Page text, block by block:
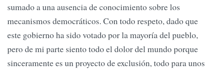
sumado a una ausencia de conocimiento sobre los
mecanismos democráticos. Con todo respeto, dado que
este gobierno ha sido votado por la mayoría del pueblo,
pero de mi parte siento todo el dolor del mundo porque
sinceramente es un proyecto de exclusión, todo para unos